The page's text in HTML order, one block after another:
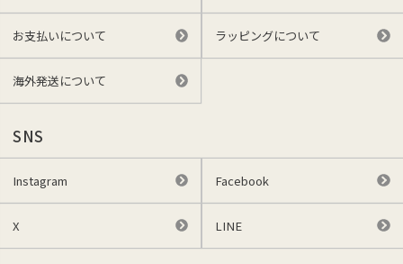
お支払いについて ラッピングについて
海外発送について
SNS
Instagram Facebook
X LINE